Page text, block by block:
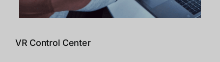
VR Control Center